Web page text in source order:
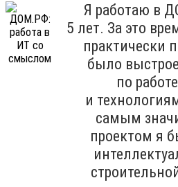
Я работаю в
5 лет. За это
практически
было
по
и
самым
проектом я